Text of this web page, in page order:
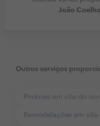
João Coelho
Outros serviços
Pintores em vila-do-
Remodelações em